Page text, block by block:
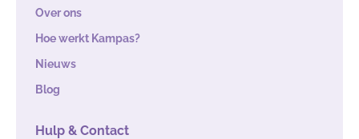
Over ons
Hoe werkt Kampas?
Nieuws
Blog
Hulp & Contact